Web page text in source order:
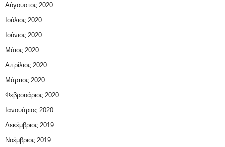
Αύγουστος 2020
Ιούλιος 2020
Ιούνιος 2020
Μάιος 2020
Απρίλιος 2020
Μάρτιος 2020
Φεβρουάριος 2020
Ιανουάριος 2020
Δεκέμβριος 2019
Νοέμβριος 2019